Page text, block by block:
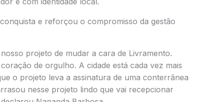
e reforçou o compromisso da gestão
projeto de mudar a cara de Livramento.
de orgulho. A cidade está cada vez mais
o projeto leva a assinatura de uma conterrânea
nesse projeto lindo que vai recepcionar